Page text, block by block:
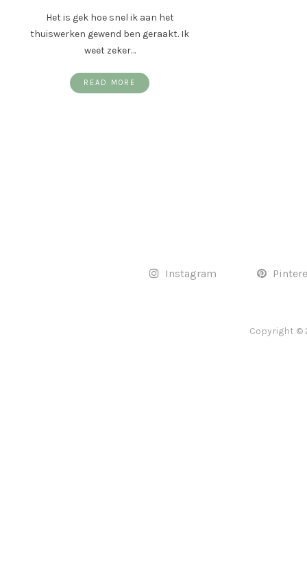
Het is gek hoe snel ik aan het
thuiswerken gewend ben geraakt. Ik
weet zeker…
READ MORE
Instagram
Copyright ©